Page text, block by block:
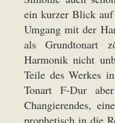
ein kurzer Blick auf
Umgang mit der
als Grundtonart
Harmonik nicht
Teile des Werkes
Tonart F-Dur
Changierendes,
prophetisch in die